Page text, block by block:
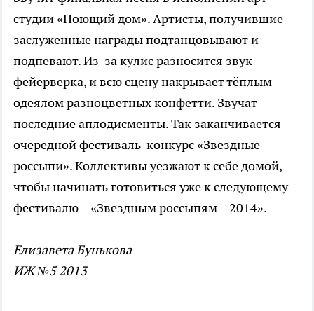
студии «Поющий дом». Артисты, получившие
заслуженные награды подтанцовывают и
подпевают. Из-за кулис разносится звук
фейерверка, и всю сцену накрывает тёплым
одеялом разноцветных конфетти. Звучат
последние аплодисменты. Так заканчивается
очередной фестиваль-конкурс «Звездные
россыпи». Коллективы уезжают к себе домой,
чтобы начинать готовиться уже к следующему
фестивалю – «Звездным россыпям – 2014».
Елизавета Бунькова
ИЖ №5 2013